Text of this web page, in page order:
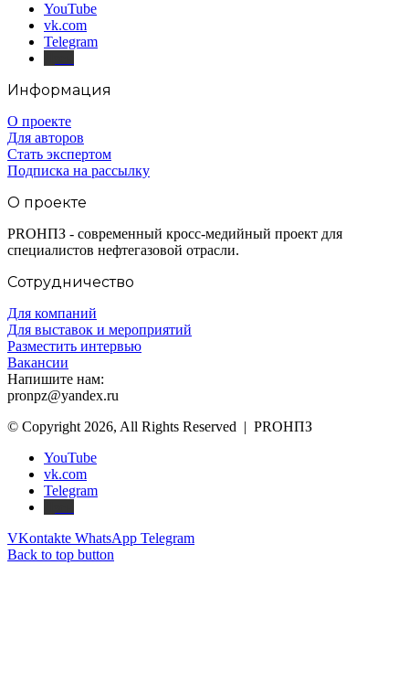
YouTube
vk.com
Telegram
Информация
О проекте
Для авторов
Стать экспертом
Подписка на рассылку
О проекте
PROНПЗ - современный кросс-медийный проект для
специалистов нефтегазовой отрасли.
Сотрудничество
Для компаний
Для выставок и мероприятий
Разместить интервью
Вакансии
Напишите нам:
pronpz@yandex.ru
© Copyright 2026, All Rights Reserved | PROНПЗ
YouTube
vk.com
Telegram
VKontakte WhatsApp Telegram
Back to top button